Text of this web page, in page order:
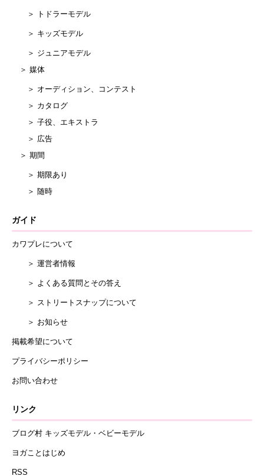
＞ トドラーモデル
＞ キッズモデル
＞ ジュニアモデル
＞ 媒体
＞ オーディション、コンテスト
＞ カタログ
＞ 子役、エキストラ
＞ 広告
＞ 期間
＞ 期限あり
＞ 随時
ガイド
カワプレについて
＞ 運営者情報
＞ よくある質問とその答え
＞ ストリートスナップについて
＞ お知らせ
掲載希望について
プライバシーポリシー
お問い合わせ
リンク
ブログ村 キッズモデル・ベビーモデル
ヨガことはじめ
RSS